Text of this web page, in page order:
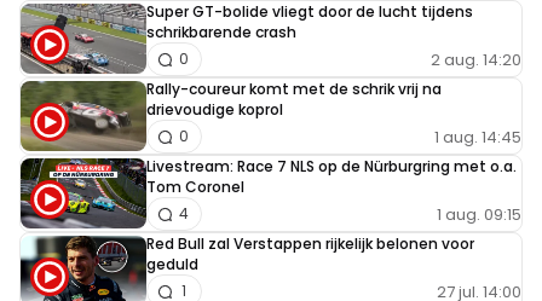
Hamil Ton
31 juli 2022 18:11
Je reactie is volslagen onzin, als het Max zijn fout
was geweest had hij dat ook eerlijk toegegeven.
Cmonc
31 juli 2022 20:07
Alleen zegt hij dat nergens in het interview, dat is
volgens mij een (verkeerde?) interpretatie van de
Super GT-bolide vliegt door de lucht tijdens
schrikbarende crash
2 aug. 14:20
0
Rally-coureur komt met de schrik vrij na
drievoudige koprol
1 aug. 14:45
0
Livestream: Race 7 NLS op de Nürburgring met o.a.
Tom Coronel
1 aug. 09:15
4
Red Bull zal Verstappen rijkelijk belonen voor
geduld
27 jul. 14:00
1